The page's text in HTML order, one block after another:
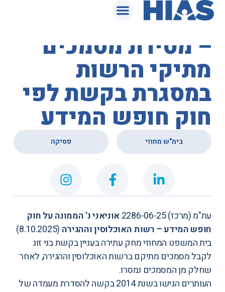
המאגר המשפטי
בית המשפט המחוזי
– מסירת מסמכים
מתיקי הרשות
במסגרת בקשת לפי
חוק חופש המידע
בימ"ש מחוזי פסיקה
עת"מ (מרכז) 2286-06-25
אוניאני נ' הממונה על חוק
חופש המידע – רשות האוכלוסין וההגירה (8.10.2025)
בית המשפט המחוזי מחק עתירה בעניין בקשת בני זוג
לקבל מסמכים מתיקם ברשות האוכלוסין וההגירה, לאחר
שחלק מן המסמכים נמסרו.
העותרים הגישו בשנת 2014 בקשה להסדרת מעמדה של